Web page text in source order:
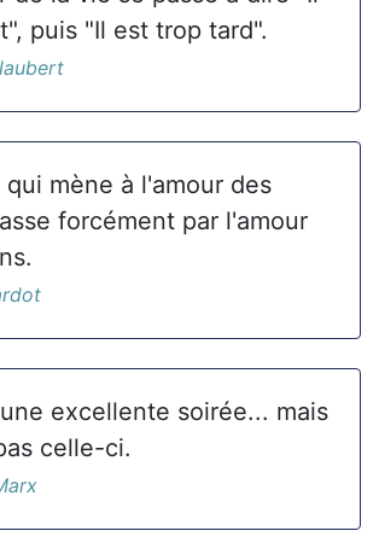
puis "Il est trop tard".
mène à l'amour des
forcément par l'amour
excellente soirée... mais
celle-ci.